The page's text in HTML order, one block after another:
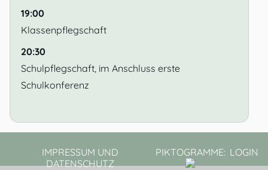
19:00
Klassenpflegschaft
20:30
Schulpflegschaft, im Anschluss erste
Schulkonferenz
IMPRESSUM UND
DATENSCHUTZ
PIKTOGRAMME: LOGIN